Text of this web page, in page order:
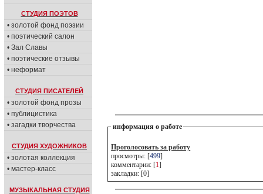
СТУДИЯ ПОЭТОВ
• золотой фонд поэзии
• поэтический салон
• Зал Славы
• поэтические отзывы
• неформат
СТУДИЯ ПИСАТЕЛЕЙ
• золотой фонд прозы
• публицистика
• загадки творчества
СТУДИЯ ХУДОЖНИКОВ
• золотая коллекция
• мастер-класс
МУЗЫКАЛЬНАЯ СТУДИЯ
информация о работе
Проголосовать за работу
просмотры: [499]
комментарии: [1]
закладки: [0]